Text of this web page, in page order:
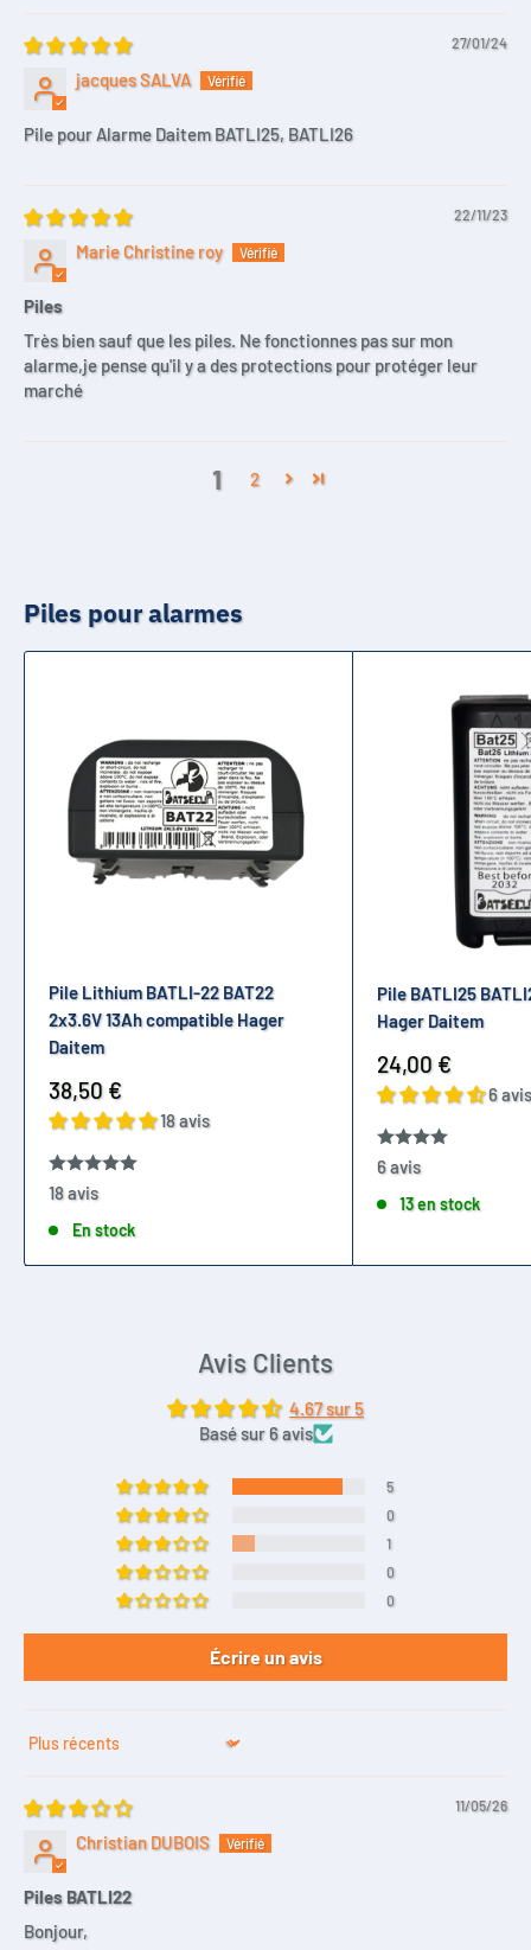
27/01/24
jacques SALVA
Pile pour Alarme Daitem BATLI25, BATLI26
22/11/23
Marie Christine roy
Piles
Très bien sauf que les piles. Ne fonctionnes pas sur mon
alarme,je pense qu'il y a des protections pour protéger leur
marché
1 2
Piles pour alarmes
Pile Lithium BATLI-22 BAT22
2x3.6V 13Ah compatible Hager
Daitem
Prix
réduit
38,50 €
18 avis
18 avis
En stock
Pile BATLI25
Hager Daitem
Prix
réduit
24,00 €
6 avis
6 avis
13 en stock
Avis Clients
4.67 sur 5
Basé sur 6 avis
5
0
1
0
0
Écrire un avis
Sort by
11/05/26
Christian DUBOIS
Piles BATLI22
Bonjour,